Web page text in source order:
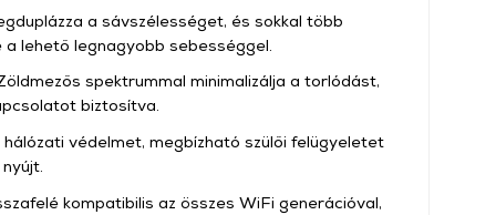
a sávszélességet, és sokkal több
lehető legnagyobb sebességgel.
spektrummal minimalizálja a torlódást,
biztosítva.
védelmet, megbízható szülői felügyeletet
kompatibilis az összes WiFi generációval,